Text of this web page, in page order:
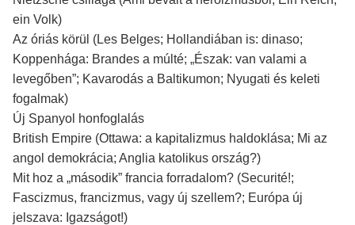
ein Volk)
Az óriás körül (Les Belges; Hollandiában is: dinaso;
Koppenhága: Brandes a múlté; „Észak: van valami a
levegőben”; Kavarodás a Baltikumon; Nyugati és keleti
fogalmak)
Új Spanyol honfoglalás
British Empire (Ottawa: a kapitalizmus haldoklása; Mi az
angol demokrácia; Anglia katolikus ország?)
Mit hoz a „második” francia forradalom? (Securité!;
Fascizmus, francizmus, vagy új szellem?; Európa új
jelszava: Igazságot!)